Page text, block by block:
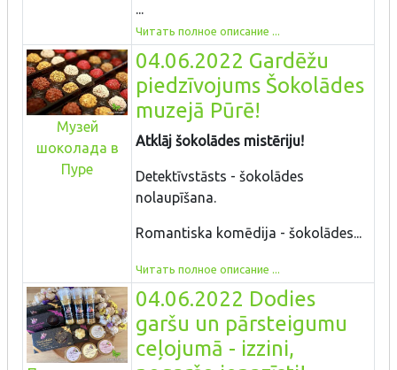
...
Читать полное описание ...
Музей
шоколада в
Пуре
04.06.2022 Gardēžu
piedzīvojums Šokolādes
muzejā Pūrē!
Atklāj šokolādes mistēriju!
Detektīvstāsts - šokolādes
nolaupīšana.
Romantiska komēdija - šokolādes...
Читать полное описание ...
04.06.2022 Dodies
garšu un pārsteigumu
ceļojumā - izzini,